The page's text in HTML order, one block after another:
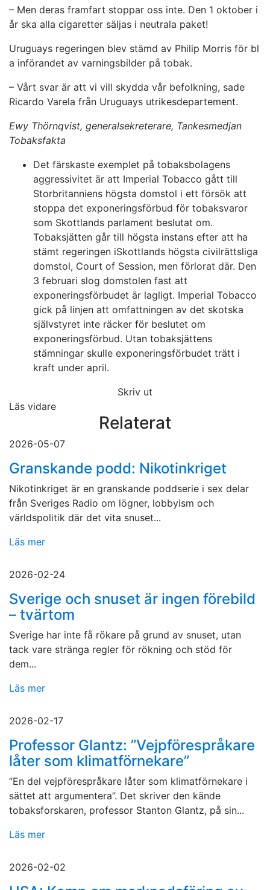
– Men deras framfart stoppar oss inte. Den 1 oktober i
år ska alla cigaretter säljas i neutrala paket!
Uruguays regeringen blev stämd av Philip Morris för bl
a införandet av varningsbilder på tobak.
– Vårt svar är att vi vill skydda vår befolkning, sade
Ricardo Varela från Uruguays utrikesdepartement.
Ewy Thörnqvist, generalsekreterare, Tankesmedjan
Tobaksfakta
Det färskaste exemplet på tobaksbolagens
aggressivitet är att Imperial Tobacco gått till
Storbritanniens högsta domstol i ett försök att
stoppa det exponeringsförbud för tobaksvaror
som Skottlands parlament beslutat om.
Tobaksjätten går till högsta instans efter att ha
stämt regeringen iSkottlands högsta civilrättsliga
domstol, Court of Session, men förlorat där. Den
3 februari slog domstolen fast att
exponeringsförbudet är lagligt. Imperial Tobacco
gick på linjen att omfattningen av det skotska
självstyret inte räcker för beslutet om
exponeringsförbud. Utan tobaksjättens
stämningar skulle exponeringsförbudet trätt i
kraft under april.
Skriv ut
Läs vidare
Relaterat
2026-05-07
Granskande podd: Nikotinkriget
Nikotinkriget är en granskande poddserie i sex delar
från Sveriges Radio om lögner, lobbyism och
världspolitik där det vita snuset...
Läs mer
2026-02-24
Sverige och snuset är ingen förebild
– tvärtom
Sverige har inte få rökare på grund av snuset, utan
tack vare stränga regler för rökning och stöd för
dem...
Läs mer
2026-02-17
Professor Glantz: ”Vejpförespråkare
låter som klimatförnekare”
”En del vejpförespråkare låter som klimatförnekare i
sättet att argumentera”. Det skriver den kände
tobaksforskaren, professor Stanton Glantz, på sin...
Läs mer
2026-02-02